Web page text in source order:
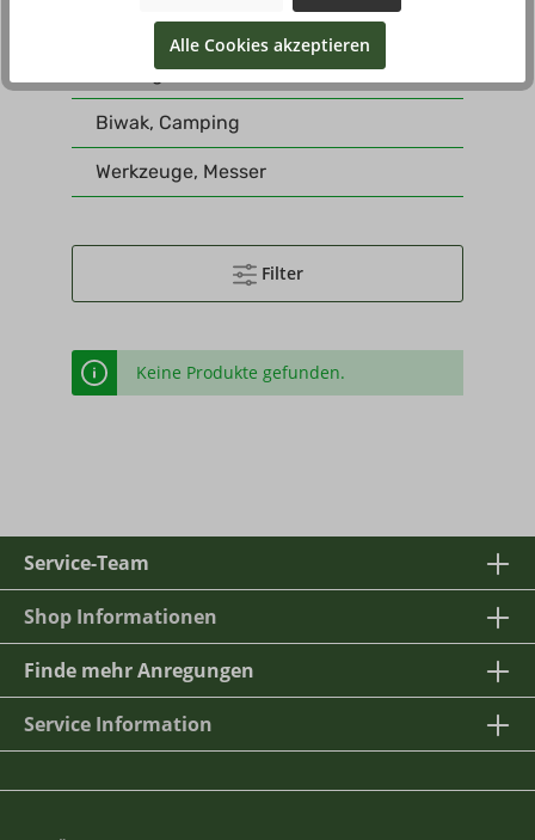
Ferngläser
Sonstiges
Biwak, Camping
Werkzeuge, Messer
Filter
Keine Produkte gefunden.
Service-Team
Shop Informationen
Finde mehr Anregungen
Service Information
Alle Cookies akzeptieren